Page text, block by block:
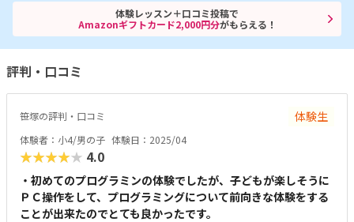
体験レッスン＋口コミ投稿で
Amazonギフトカード2,000円分がもらえる！
評判・口コミ
笹塚の評判・口コミ 体験生
体験者：小4/男の子 体験日：2025/04
★★★★★ 4.0
・初めてのプログラミンの体験でしたが、子どもが楽しそうに
ＰＣ操作をして、プログラミングについて前向きな体験をする
ことが出来たのでとても良かったです。